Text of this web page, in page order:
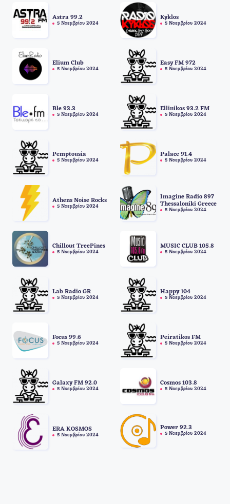
Astra 99.2
5 Νοεμβρίου 2024
Kyklos
5 Νοεμβρίου 2024
Elium Club
5 Νοεμβρίου 2024
Easy FM 972
5 Νοεμβρίου 2024
Ble 93.3
5 Νοεμβρίου 2024
Ellinikos 93.2 FM
5 Νοεμβρίου 2024
Pemptousia
5 Νοεμβρίου 2024
Palace 91.4
5 Νοεμβρίου 2024
Athens Noise Rocks
5 Νοεμβρίου 2024
Imagine Radio 897
Thessaloniki Greece
5 Νοεμβρίου 2024
Chillout TreePines
5 Νοεμβρίου 2024
MUSIC CLUB 105.8
5 Νοεμβρίου 2024
Lab Radio GR
5 Νοεμβρίου 2024
Happy 104
5 Νοεμβρίου 2024
Focus 99.6
5 Νοεμβρίου 2024
Peiratikos FM
5 Νοεμβρίου 2024
Galaxy FM 92.0
5 Νοεμβρίου 2024
Cosmos 103.8
5 Νοεμβρίου 2024
ERA KOSMOS
5 Νοεμβρίου 2024
Power 92.3
5 Νοεμβρίου 2024